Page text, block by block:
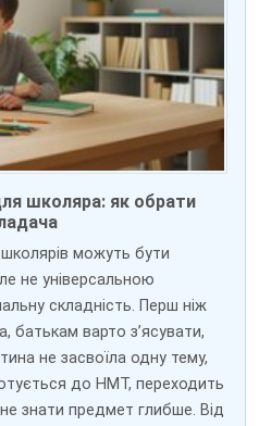
школяра: як обрати
можуть бути
не універсальною
складність. Перш ніж
батькам варто з’ясувати,
не засвоїла одну тему,
до НМТ, переходить
знати предмет глибше. Від